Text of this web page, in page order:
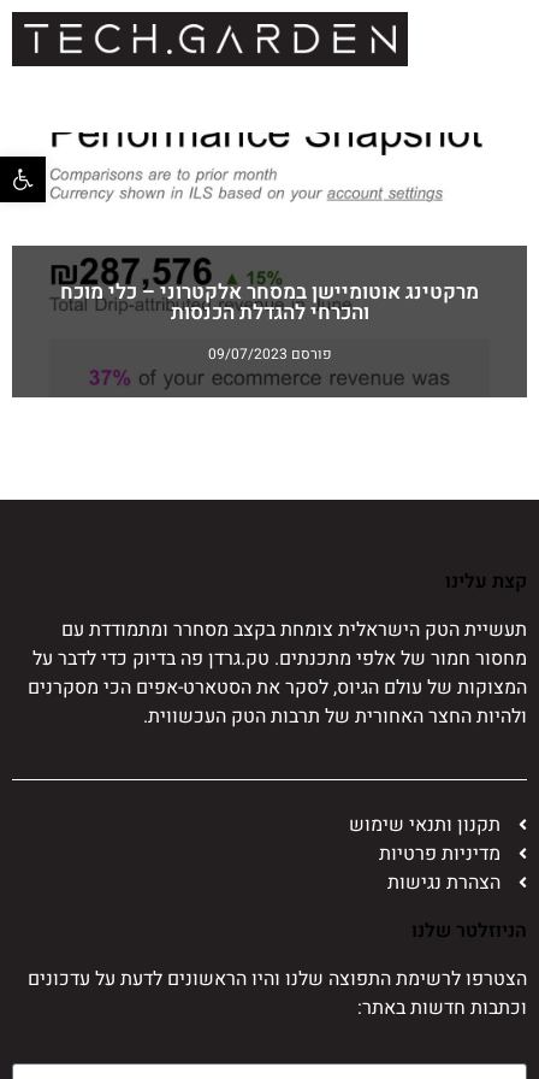
פתח
מרקטינג אוטומיישן במסחר אלקטרוני – כלי מוכח
והכרחי להגדלת הכנסות
פורסם 09/07/2023
קצת עלינו
תעשיית הטק הישראלית צומחת בקצב מסחרר ומתמודדת עם
מחסור חמור של אלפי מתכנתים. טק.גרדן פה בדיוק כדי לדבר על
המצוקות של עולם הגיוס, לסקר את הסטארט-אפים הכי מסקרנים
ולהיות החצר האחורית של תרבות הטק העכשווית.
תקנון ותנאי שימוש
מדיניות פרטיות
הצהרת נגישות
הניוזלטר שלנו
הצטרפו לרשימת התפוצה שלנו והיו הראשונים לדעת על עדכונים
וכתבות חדשות באתר: